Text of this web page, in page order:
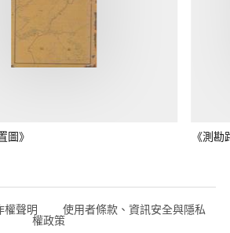
圖》 《測
權聲明 使用者條款、資訊安全與隱私
權政策